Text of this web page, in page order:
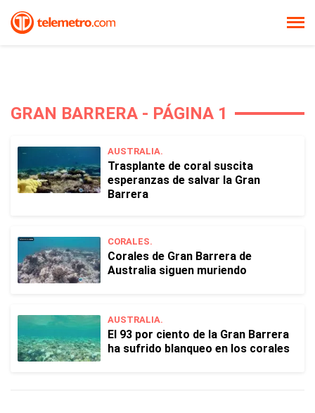
GRAN BARRERA - PÁGINA 1
AUSTRALIA.
Trasplante de coral suscita
esperanzas de salvar la Gran
Barrera
CORALES.
Corales de Gran Barrera de
Australia siguen muriendo
AUSTRALIA.
El 93 por ciento de la Gran Barrera
ha sufrido blanqueo en los corales